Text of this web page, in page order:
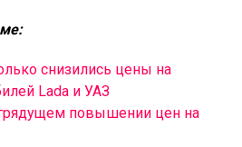
снизились цены на
Lada и УАЗ
повышении цен на